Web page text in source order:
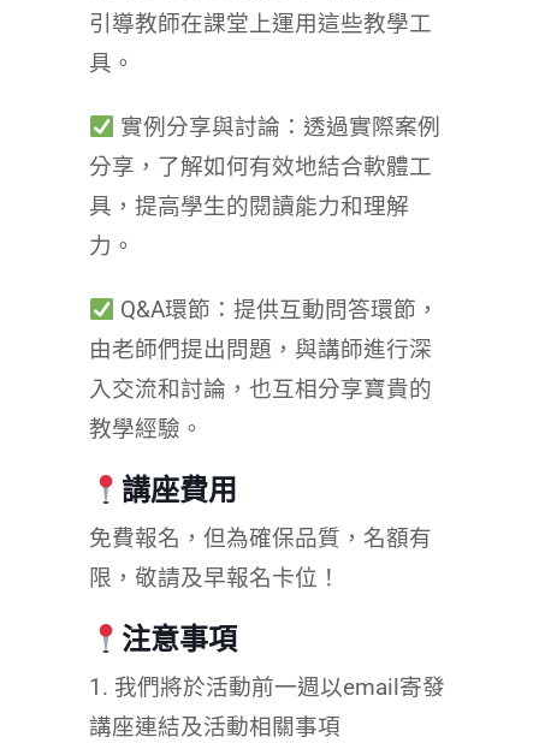
引導教師在課堂上運用這些教學工
具。
實例分享與討論：透過實際案例
分享，了解如何有效地結合軟體工
具，提高學生的閱讀能力和理解
力。
Q&A環節：提供互動問答環節，
由老師們提出問題，與講師進行深
入交流和討論，也互相分享寶貴的
教學經驗。
講座費用
免費報名，但為確保品質，名額有
限，敬請及早報名卡位！
注意事項
1. 我們將於活動前一週以email寄發
講座連結及活動相關事項